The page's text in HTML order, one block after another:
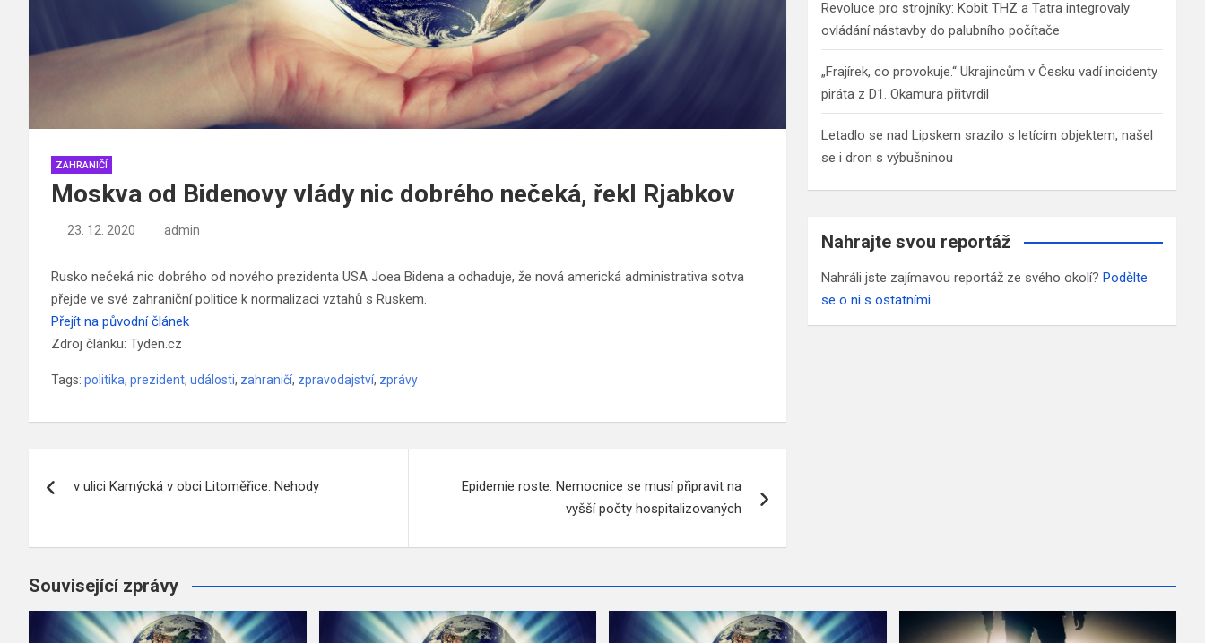
ZAHRANIČÍ
Moskva od Bidenovy vlády nic dobrého nečeká, řekl Rjabkov
23. 12. 2020 admin
Rusko nečeká nic dobrého od nového prezidenta USA Joea Bidena a odhaduje, že nová americká administrativa sotva
přejde ve své zahraniční politice k normalizaci vztahů s Ruskem.
Přejít na původní článek
Zdroj článku: Tyden.cz
Tags: politika, prezident, události, zahraničí, zpravodajství, zprávy
pro
příspěvek
v ulici Kamýcká v obci Litoměřice: Nehody
Epidemie roste. Nemocnice se musí připravit na
vyšší počty hospitalizovaných
Revoluce pro strojníky: Kobit THZ a Tatra integrovaly
ovládání nástavby do palubního počítače
„Frajírek, co provokuje.“ Ukrajincům v Česku vadí incidenty
piráta z D1. Okamura přitvrdil
Letadlo se nad Lipskem srazilo s letícím objektem, našel
se i dron s výbušninou
Nahrajte svou reportáž
Nahráli jste zajímavou reportáž ze svého okolí?Podělte
se o ni s ostatními.
Související zprávy